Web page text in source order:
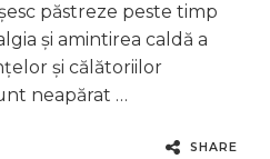
păstreze peste timp
și amintirea caldă a
și călătoriilor
neapărat …
SHARE